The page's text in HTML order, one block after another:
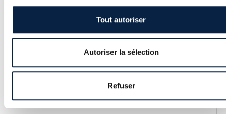
Tout autoriser
Autoriser la sélection
Refuser
LE HACKVENS 2024, RETOUR D’EXPÉRIENCE